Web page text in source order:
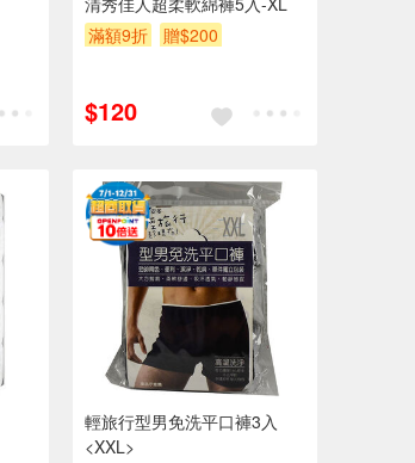
滿額9折
贈$200
$120
輕旅行型男免洗平口褲3入
<XXL>